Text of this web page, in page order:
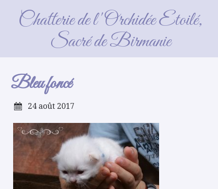
Chatterie de l'Orchidée Etoilé,
Sacré de Birmanie
Bleu foncé
Bleu foncé
24 août 2017